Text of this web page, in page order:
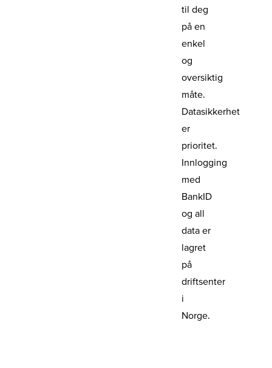
til deg
på en
enkel
og
oversiktig
måte.
Datasikkerhet
er
prioritet.
Innlogging
med
BankID
og all
data er
lagret
på
driftsenter
i
Norge.